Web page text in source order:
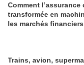
Comment l’assurance
transformée en
les marchés financiers
Trains, avion,